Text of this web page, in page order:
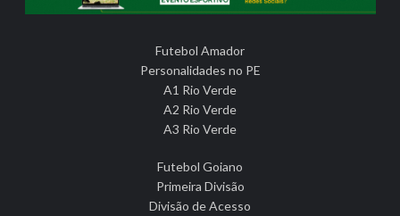
Futebol Amador
Personalidades no PE
A1 Rio Verde
A2 Rio Verde
A3 Rio Verde
Futebol Goiano
Primeira Divisão
Divisão de Acesso